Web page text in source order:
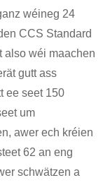
wéineg 24
CCS Standard
also wéi maachen
gutt ass
ee seet 150
um
awer ech kréien
62 an eng
schwätzen a